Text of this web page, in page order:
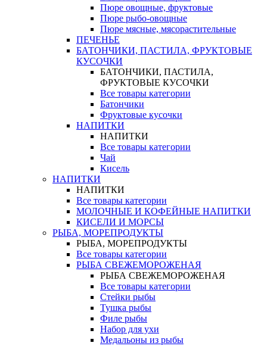
Пюре овощные, фруктовые
Пюре рыбо-овощные
Пюре мясные, мясорастительные
ПЕЧЕНЬЕ
БАТОНЧИКИ, ПАСТИЛА, ФРУКТОВЫЕ
КУСОЧКИ
БАТОНЧИКИ, ПАСТИЛА,
ФРУКТОВЫЕ КУСОЧКИ
Все товары категории
Батончики
Фруктовые кусочки
НАПИТКИ
НАПИТКИ
Все товары категории
Чай
Кисель
НАПИТКИ
НАПИТКИ
Все товары категории
МОЛОЧНЫЕ И КОФЕЙНЫЕ НАПИТКИ
КИСЕЛИ И МОРСЫ
РЫБА, МОРЕПРОДУКТЫ
РЫБА, МОРЕПРОДУКТЫ
Все товары категории
РЫБА СВЕЖЕМОРОЖЕНАЯ
РЫБА СВЕЖЕМОРОЖЕНАЯ
Все товары категории
Стейки рыбы
Тушка рыбы
Филе рыбы
Набор для ухи
Медальоны из рыбы